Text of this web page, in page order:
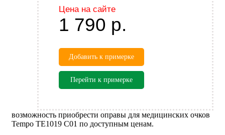
Цена на сайте
1 790 р.
Добавить к примерке
Перейти к примерке
возможность приобрести оправы для медицинских очков
Tempo TE1019 C01 по доступным ценам.